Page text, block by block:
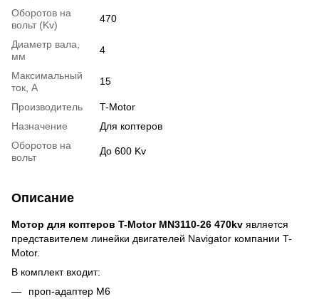
Оборотов на
вольт (Kv)
470
Диаметр вала,
мм
4
Максимальный
ток, А
15
Производитель
T-Motor
Назначение
Для коптеров
Оборотов на
вольт
До 600 Kv
Описание
Мотор для коптеров T-Motor MN3110-26 470kv является
представителем линейки двигателей Navigator компании T-
Motor.
В комплект входит:
проп-адаптер М6